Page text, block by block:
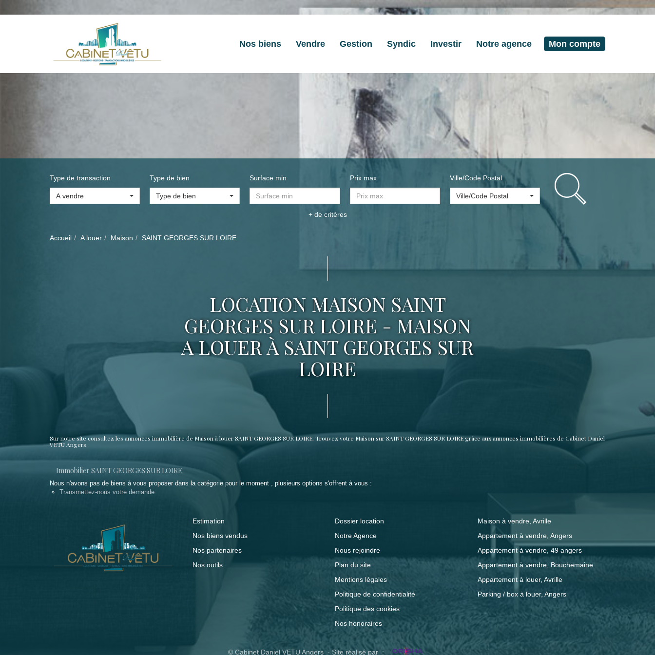
Nos biens Vendre Gestion Syndic Investir Notre agence Mon compte
Type de transaction
A vendre
Type de bien
Type de bien
Surface min Prix max Ville/Code Postal
Ville/Code Postal
+ de critères
Accueil A louer Maison SAINT GEORGES SUR LOIRE
LOCATION MAISON SAINT
GEORGES SUR LOIRE - MAISON
A LOUER À SAINT GEORGES SUR
LOIRE
Sur notre site consultez les annonces immobilière de Maison à louer SAINT GEORGES SUR LOIRE. Trouvez votre Maison sur SAINT GEORGES SUR LOIRE grâce aux annonces immobilières de Cabinet Daniel
VETU Angers.
Immobilier SAINT GEORGES SUR LOIRE
Nous n'avons pas de biens à vous proposer dans la catégorie pour le moment , plusieurs options s'offrent à vous :
Transmettez-nous votre demande
Estimation
Nos biens vendus
Nos partenaires
Nos outils
Dossier location
Notre Agence
Nous rejoindre
Plan du site
Mentions légales
Politique de confidentialité
Politique des cookies
Nos honoraires
Maison à vendre, Avrille
Appartement à vendre, Angers
Appartement à vendre, 49 angers
Appartement à vendre, Bouchemaine
Appartement à louer, Avrille
Parking / box à louer, Angers
© Cabinet Daniel VETU Angers - Site réalisé par :